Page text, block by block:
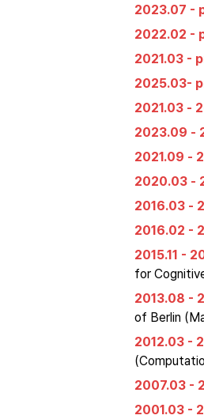
2023.07 -
2022.02 -
2021.03 -
2025.03-
2021.03 -
2023.09 -
2021.09 -
2020.03 -
2016.03 -
2016.02 -
2015.11 -
for
2013.08 -
of Berlin
2012.03 -
2007.03 -
2001.03 -